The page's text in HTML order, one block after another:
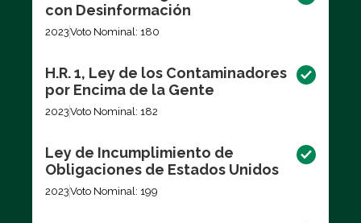
con Desinformación
2023Voto Nominal: 180
H.R. 1, Ley de los Contaminadores
por Encima de la Gente
2023Voto Nominal: 182
Ley de Incumplimiento de
Obligaciones de Estados Unidos
2023Voto Nominal: 199